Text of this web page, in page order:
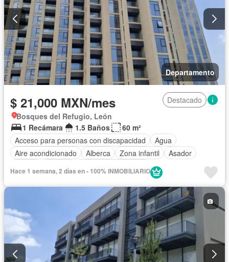
Terraza
Vista panorámica Wifi
Zonas verdes
Permite mascotas
Permite niños
Solo familias
Sin amueblar
Departamento
$ 21,000 MXN/mes
Destacado
Bosques del Refugio, León
1 Recámara
1.5 Baños
60 m²
Acceso para personas con discapacidad
Agua
Aire acondicionado
Alberca Zona infantil
Asador
Cocina equipada
Cuarto de Limpieza
Elevador Estacionamiento
Gas natural
Gimnasio
Internet Jacuzzi Jardín
Despacho
Recámara con closet
Azotea Sala polivalente
Sauna
Seguridad
Televisión por cable
Terraza
Vista panorámica
Wifi Zonas verdes
Permite mascotas
Hace 1 semana, 2 días en - 100% INMOBILIARIO